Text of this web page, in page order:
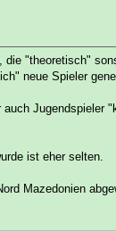
"theoretisch"
neue Spieler
Jugendspieler
ist eher selten.
Mazedonien